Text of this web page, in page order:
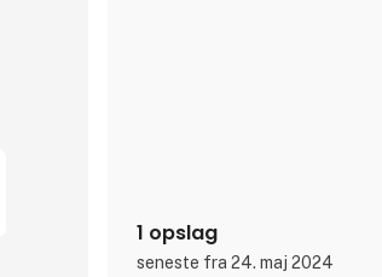
1 opslag
seneste fra 24. maj 2024